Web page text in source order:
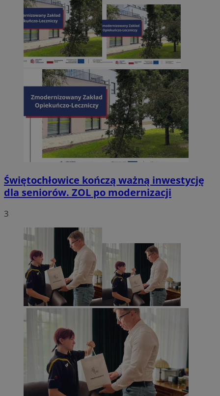
Świętochłowice kończą ważną inwestycję
dla seniorów. ZOL po modernizacji
3